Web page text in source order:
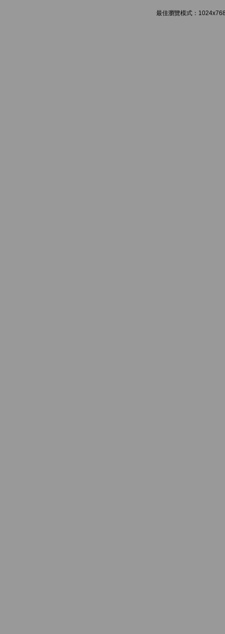
最佳瀏覽模式：